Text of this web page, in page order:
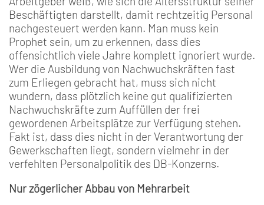
Beschäftigten darstellt, damit rechtzeitig Personal
nachgesteuert werden kann. Man muss kein
Prophet sein, um zu erkennen, dass dies
offensichtlich viele Jahre komplett ignoriert wurde.
Wer die Ausbildung von Nachwuchskräften fast
zum Erliegen gebracht hat, muss sich nicht
wundern, dass plötzlich keine gut qualifizierten
Nachwuchskräfte zum Auffüllen der frei
gewordenen Arbeitsplätze zur Verfügung stehen.
Fakt ist, dass dies nicht in der Verantwortung der
Gewerkschaften liegt, sondern vielmehr in der
verfehlten Personalpolitik des DB-Konzerns.
Nur zögerlicher Abbau von Mehrarbeit